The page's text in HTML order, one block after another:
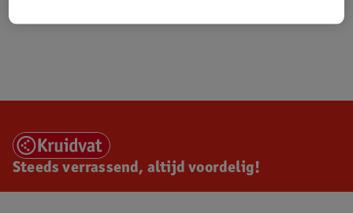
Steeds verrassend, altijd voordelig!